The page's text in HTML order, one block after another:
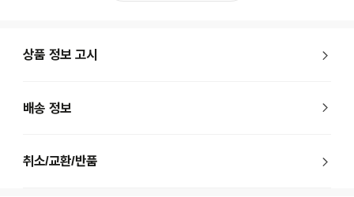
상품 정보 고시
배송 정보
취소/교환/반품